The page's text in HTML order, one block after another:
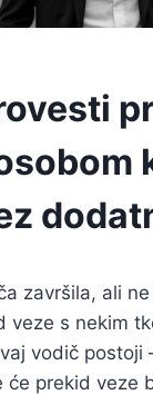
završila, ali
veze s nekim
vodič postoji
će prekid veze